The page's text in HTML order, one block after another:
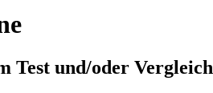
Test und/oder Vergleich